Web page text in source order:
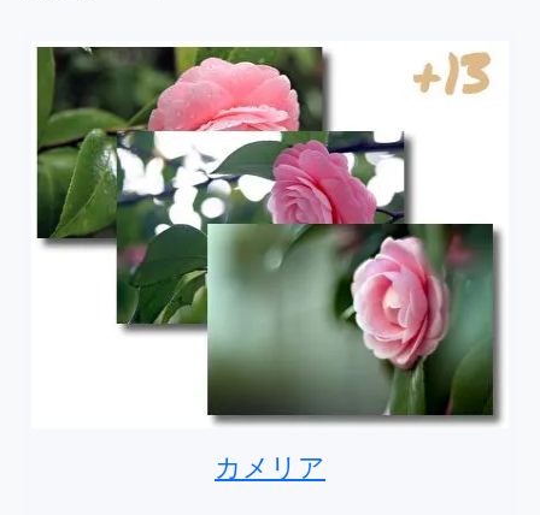
カメリア